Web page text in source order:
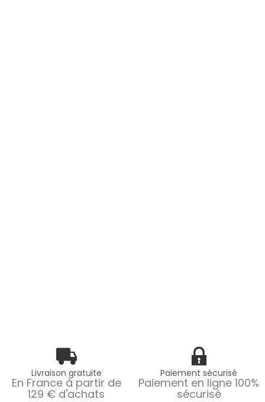
Livraison gratuite
En France à partir de
129 € d'achats
Paiement sécurisé
Paiement en ligne 100%
sécurisé